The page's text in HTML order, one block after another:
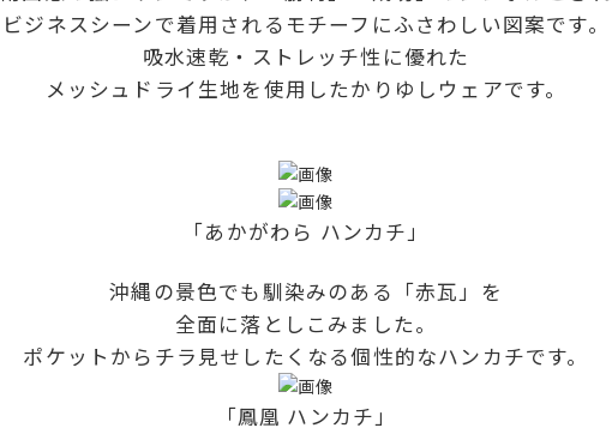
ビジネスシーンで着用されるモチーフにふさわしい図案です。
吸水速乾・ストレッチ性に優れた
メッシュドライ生地を使用したかりゆしウェアです。
「あかがわら ハンカチ」
沖縄の景色でも馴染みのある「赤瓦」を
全面に落としこみました。
ポケットからチラ見せしたくなる個性的なハンカチです。
「鳳凰 ハンカチ」